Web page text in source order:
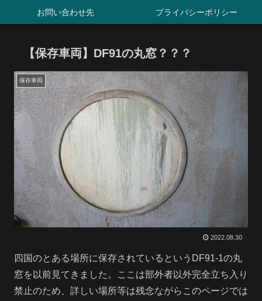
お問い合わせ先 プライバシーポリシー
【保存車両】DF91の丸窓？？？
保存車両
2022.08.30
四国のとある場所に保存されているというDF91-1の丸
窓を以前見てきました。ここは部外者以外完全立ち入り
禁止のため、詳しい場所等は残念ながらこのページでは